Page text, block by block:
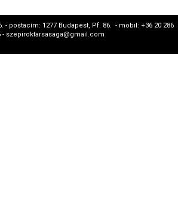
- postacím: 1277 Budapest, Pf. 86. - mobil: +36 20 286
- szepiroktarsasaga@gmail.com